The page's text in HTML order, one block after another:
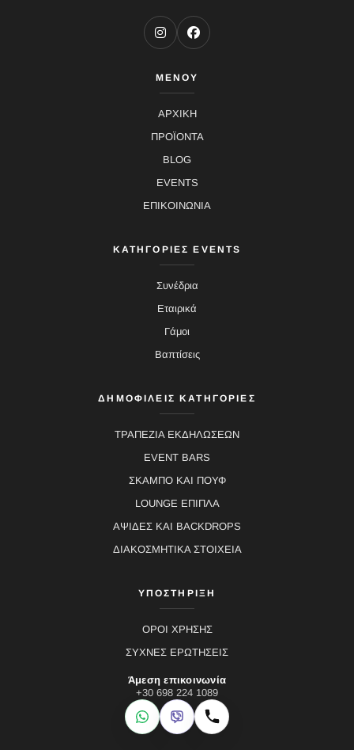
ΜΕΝΟΥ
ΑΡΧΙΚΗ
ΠΡΟΪΟΝΤΑ
BLOG
EVENTS
ΕΠΙΚΟΙΝΩΝΙΑ
ΚΑΤΗΓΟΡΙΕΣ EVENTS
Συνέδρια
Εταιρικά
Γάμοι
Βαπτίσεις
ΔΗΜΟΦΙΛΕΙΣ ΚΑΤΗΓΟΡΙΕΣ
ΤΡΑΠΕΖΙΑ ΕΚΔΗΛΩΣΕΩΝ
EVENT BARS
ΣΚΑΜΠΟ ΚΑΙ ΠΟΥΦ
LOUNGE ΕΠΙΠΛΑ
ΑΨΙΔΕΣ ΚΑΙ BACKDROPS
ΔΙΑΚΟΣΜΗΤΙΚΑ ΣΤΟΙΧΕΙΑ
ΥΠΟΣΤΗΡΙΞΗ
ΟΡΟΙ ΧΡΗΣΗΣ
ΣΥΧΝΕΣ ΕΡΩΤΗΣΕΙΣ
Άμεση επικοινωνία
+30 698 224 1089
WhatsApp
Viber Κλήση